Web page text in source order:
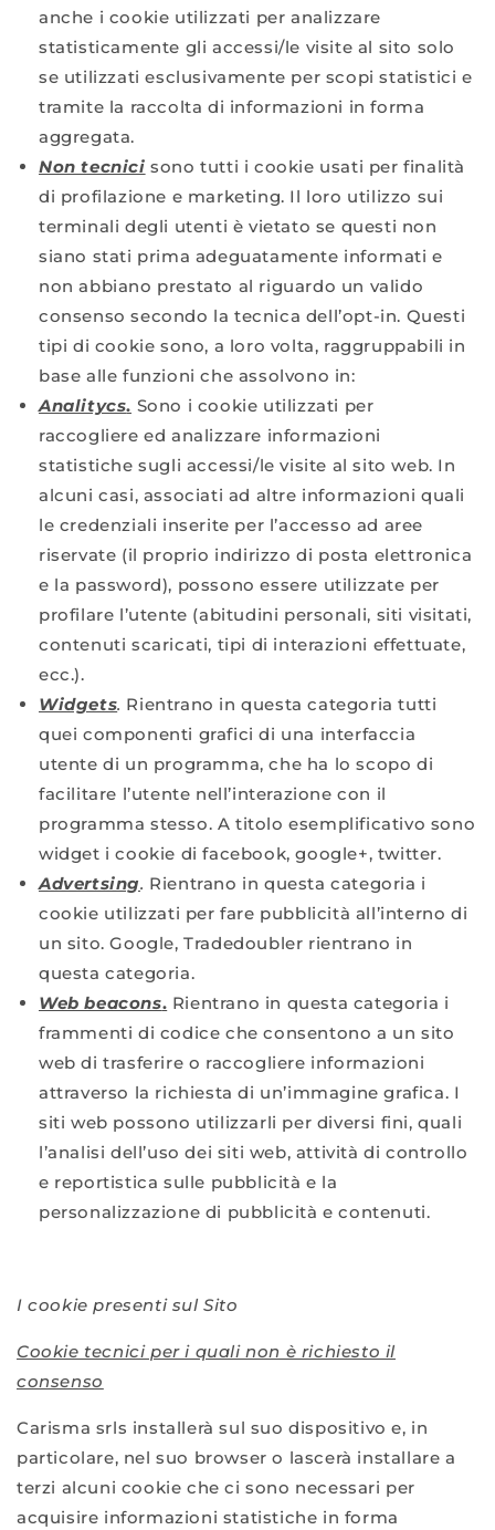
anche i cookie utilizzati per analizzare
statisticamente gli accessi/le visite al sito solo
se utilizzati esclusivamente per scopi statistici e
tramite la raccolta di informazioni in forma
aggregata.
Non tecnici sono tutti i cookie usati per finalità
di profilazione e marketing. Il loro utilizzo sui
terminali degli utenti è vietato se questi non
siano stati prima adeguatamente informati e
non abbiano prestato al riguardo un valido
consenso secondo la tecnica dell’opt-in. Questi
tipi di cookie sono, a loro volta, raggruppabili in
base alle funzioni che assolvono in:
Analitycs. Sono i cookie utilizzati per
raccogliere ed analizzare informazioni
statistiche sugli accessi/le visite al sito web. In
alcuni casi, associati ad altre informazioni quali
le credenziali inserite per l’accesso ad aree
riservate (il proprio indirizzo di posta elettronica
e la password), possono essere utilizzate per
profilare l’utente (abitudini personali, siti visitati,
contenuti scaricati, tipi di interazioni effettuate,
ecc.).
Widgets. Rientrano in questa categoria tutti
quei componenti grafici di una interfaccia
utente di un programma, che ha lo scopo di
facilitare l’utente nell’interazione con il
programma stesso. A titolo esemplificativo sono
widget i cookie di facebook, google+, twitter.
Advertsing. Rientrano in questa categoria i
cookie utilizzati per fare pubblicità all’interno di
un sito. Google, Tradedoubler rientrano in
questa categoria.
Web beacons. Rientrano in questa categoria i
frammenti di codice che consentono a un sito
web di trasferire o raccogliere informazioni
attraverso la richiesta di un’immagine grafica. I
siti web possono utilizzarli per diversi fini, quali
l’analisi dell’uso dei siti web, attività di controllo
e reportistica sulle pubblicità e la
personalizzazione di pubblicità e contenuti.
I cookie presenti sul Sito
Cookie tecnici per i quali non è richiesto il
consenso
Carisma srls installerà sul suo dispositivo e, in
particolare, nel suo browser o lascerà installare a
terzi alcuni cookie che ci sono necessari per
acquisire informazioni statistiche in forma